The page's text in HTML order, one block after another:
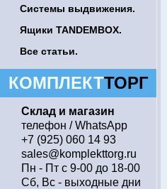
Системы выдвижения.
Ящики TANDEMBOX.
Все статьи.
КОМПЛЕКТТОРГ
Склад и магазин
телефон / WhatsApp
+7 (925) 060 14 93
sales@komplekttorg.ru
Пн - Пт с 9-00 до 18-00
Сб, Вс - выходные дни